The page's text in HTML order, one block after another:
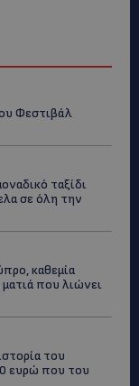
Φεστιβάλ
ταξίδι
σε όλη την
καθεμία
που λιώνει
του
ευρώ που του